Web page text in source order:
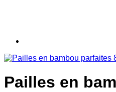
Pailles en